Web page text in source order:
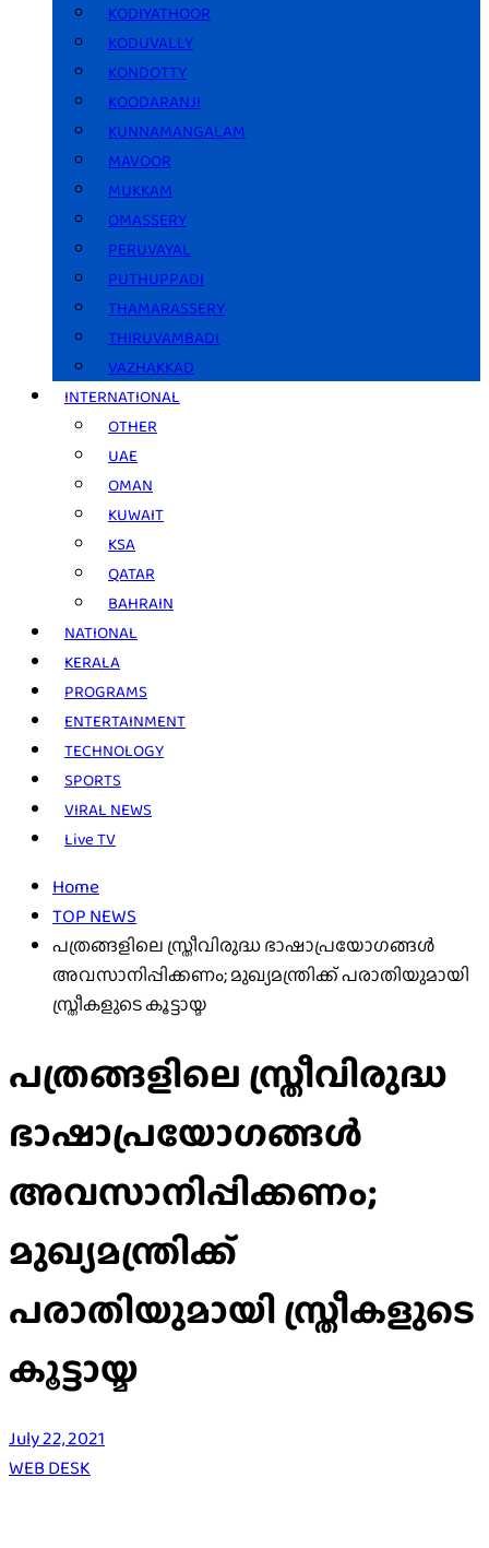
KODIYATHOOR
KODUVALLY
KONDOTTY
KOODARANJI
KUNNAMANGALAM
MAVOOR
MUKKAM
OMASSERY
PERUVAYAL
PUTHUPPADI
THAMARASSERY
THIRUVAMBADI
VAZHAKKAD
INTERNATIONAL
OTHER
UAE
OMAN
KUWAIT
KSA
QATAR
BAHRAIN
NATIONAL
KERALA
PROGRAMS
ENTERTAINMENT
TECHNOLOGY
SPORTS
VIRAL NEWS
Live TV
Home
TOP NEWS
പത്രങ്ങളിലെ സ്ത്രീവിരുദ്ധ ഭാഷാപ്രയോഗങ്ങള്‍
അവസാനിപ്പിക്കണം; മുഖ്യമന്ത്രിക്ക് പരാതിയുമായി
സ്ത്രീകളുടെ കൂട്ടായ്മ
പത്രങ്ങളിലെ സ്ത്രീവിരുദ്ധ
ഭാഷാപ്രയോഗങ്ങള്‍
അവസാനിപ്പിക്കണം;
മുഖ്യമന്ത്രിക്ക്
പരാതിയുമായി സ്ത്രീകളുടെ
കൂട്ടായ്മ
July 22, 2021
WEB DESK